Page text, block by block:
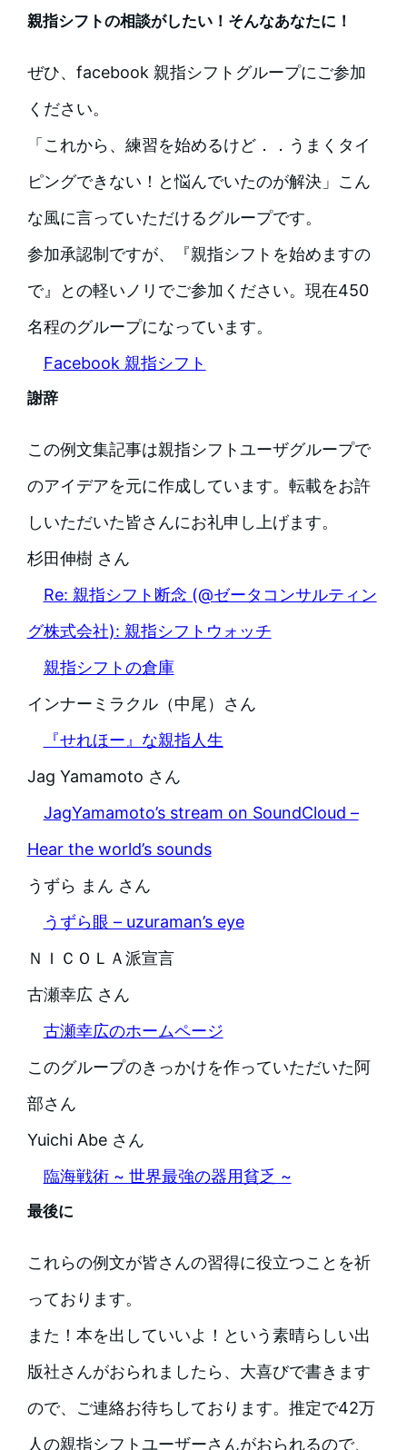
親指シフトの相談がしたい！そんなあなたに！
ぜひ、facebook 親指シフトグループにご参加
ください。
「これから、練習を始めるけど．．うまくタイ
ピングできない！と悩んでいたのが解決」こん
な風に言っていただけるグループです。
参加承認制ですが、『親指シフトを始めますの
で』との軽いノリでご参加ください。現在450
名程のグループになっています。
Facebook 親指シフト
謝辞
この例文集記事は親指シフトユーザグループで
のアイデアを元に作成しています。転載をお許
しいただいた皆さんにお礼申し上げます。
杉田伸樹 さん
Re: 親指シフト断念 (@ゼータコンサルティン
グ株式会社): 親指シフトウォッチ
親指シフトの倉庫
インナーミラクル（中尾）さん
『せれほー』な親指人生
Jag Yamamoto さん
JagYamamoto’s stream on SoundCloud –
Hear the world’s sounds
うずら まん さん
うずら眼 – uzuraman’s eye
ＮＩＣＯＬＡ派宣言
古瀬幸広 さん
古瀬幸広のホームページ
このグループのきっかけを作っていただいた阿
部さん
Yuichi Abe さん
臨海戦術 ~ 世界最強の器用貧乏 ~
最後に
これらの例文が皆さんの習得に役立つことを祈
っております。
また！本を出していいよ！という素晴らしい出
版社さんがおられましたら、大喜びで書きます
ので、ご連絡お待ちしております。推定で42万
人の親指シフトユーザーさんがおられるので、